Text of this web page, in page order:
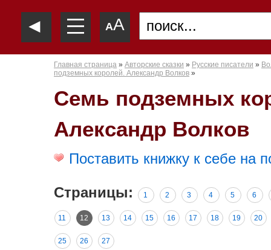
◄ —
—
— AA
Главная страница » Авторские сказки » Русские писатели »
подземных королей. Александр Волков »
Семь подземных
Александр Волков
Поставить книжку к себе на
Страницы: 1 2 3 4 5 6
11 12 13 14 15 16 17 18 19 20
25 26 27